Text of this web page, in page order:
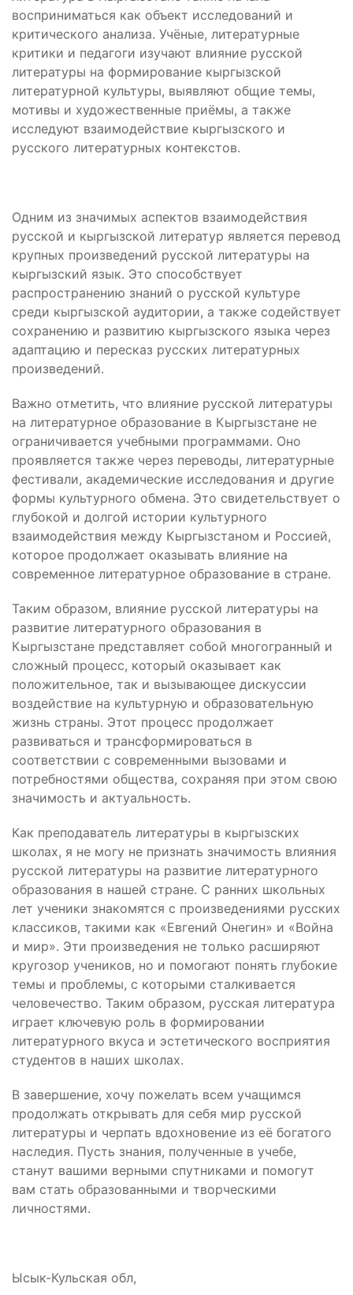
восприниматься как объект исследований и
критического анализа. Учёные, литературные
критики и педагоги изучают влияние русской
литературы на формирование кыргызской
литературной культуры, выявляют общие темы,
мотивы и художественные приёмы, а также
исследуют взаимодействие кыргызского и
русского литературных контекстов.
Одним из значимых аспектов взаимодействия
русской и кыргызской литератур является перевод
крупных произведений русской литературы на
кыргызский язык. Это способствует
распространению знаний о русской культуре
среди кыргызской аудитории, а также содействует
сохранению и развитию кыргызского языка через
адаптацию и пересказ русских литературных
произведений.
Важно отметить, что влияние русской литературы
на литературное образование в Кыргызстане не
ограничивается учебными программами. Оно
проявляется также через переводы, литературные
фестивали, академические исследования и другие
формы культурного обмена. Это свидетельствует о
глубокой и долгой истории культурного
взаимодействия между Кыргызстаном и Россией,
которое продолжает оказывать влияние на
современное литературное образование в стране.
Таким образом, влияние русской литературы на
развитие литературного образования в
Кыргызстане представляет собой многогранный и
сложный процесс, который оказывает как
положительное, так и вызывающее дискуссии
воздействие на культурную и образовательную
жизнь страны. Этот процесс продолжает
развиваться и трансформироваться в
соответствии с современными вызовами и
потребностями общества, сохраняя при этом свою
значимость и актуальность.
Как преподаватель литературы в кыргызских
школах, я не могу не признать значимость влияния
русской литературы на развитие литературного
образования в нашей стране. С ранних школьных
лет ученики знакомятся с произведениями русских
классиков, такими как «Евгений Онегин» и «Война
и мир». Эти произведения не только расширяют
кругозор учеников, но и помогают понять глубокие
темы и проблемы, с которыми сталкивается
человечество. Таким образом, русская литература
играет ключевую роль в формировании
литературного вкуса и эстетического восприятия
студентов в наших школах.
В завершение, хочу пожелать всем учащимся
продолжать открывать для себя мир русской
литературы и черпать вдохновение из её богатого
наследия. Пусть знания, полученные в учебе,
станут вашими верными спутниками и помогут
вам стать образованными и творческими
личностями.
Ысык-Кульская обл,